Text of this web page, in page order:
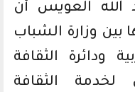
الله العويس أن
بين وزارة الشباب
ودائرة الثقافة
لخدمة الثقافة